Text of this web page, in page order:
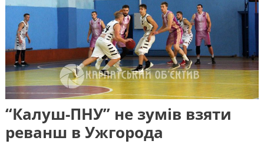
“Калуш-ПНУ” не зумів взяти
реванш в Ужгорода